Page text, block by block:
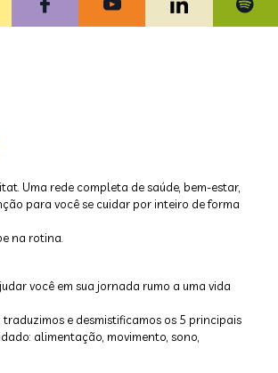
Uma rede completa de saúde, bem-estar,
para você se cuidar por inteiro de forma
na rotina.
você em sua jornada rumo a uma vida
traduzimos e desmistificamos os 5 principais
alimentação, movimento, sono,